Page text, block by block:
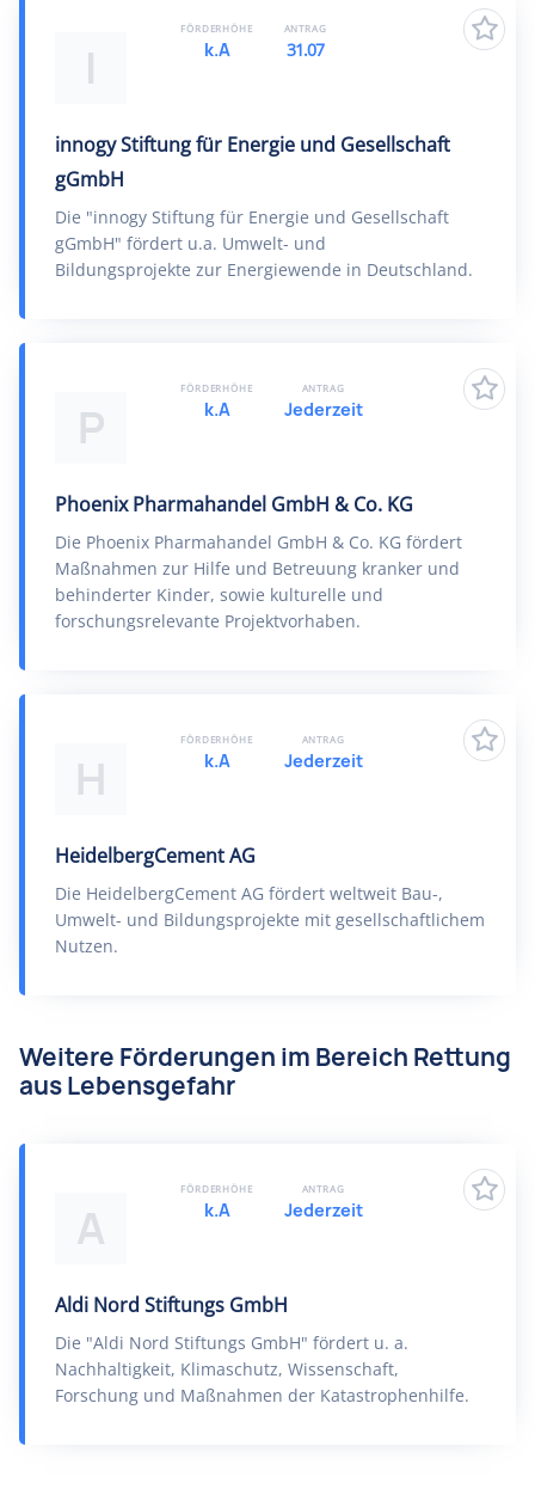
I
innogy Stiftung für Energie und Gesellschaft
gGmbH
Die "innogy Stiftung für Energie und Gesellschaft
gGmbH" fördert u.a. Umwelt- und
Bildungsprojekte zur Energiewende in Deutschland.
FÖRDERHÖHE
k.A
ANTRAG
31.07
P
Phoenix Pharmahandel GmbH & Co. KG
Die Phoenix Pharmahandel GmbH & Co. KG fördert
Maßnahmen zur Hilfe und Betreuung kranker und
behinderter Kinder, sowie kulturelle und
forschungsrelevante Projektvorhaben.
FÖRDERHÖHE
k.A
ANTRAG
Jederzeit
H
HeidelbergCement AG
Die HeidelbergCement AG fördert weltweit Bau-,
Umwelt- und Bildungsprojekte mit gesellschaftlichem
Nutzen.
FÖRDERHÖHE
k.A
ANTRAG
Jederzeit
Weitere Förderungen im Bereich Rettung
aus Lebensgefahr
A
Aldi Nord Stiftungs GmbH
Die "Aldi Nord Stiftungs GmbH" fördert u. a.
Nachhaltigkeit, Klimaschutz, Wissenschaft,
Forschung und Maßnahmen der Katastrophenhilfe.
FÖRDERHÖHE
k.A
ANTRAG
Jederzeit